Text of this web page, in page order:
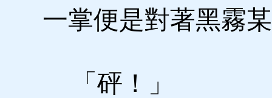
一掌便是對著黑霧
「砰！」